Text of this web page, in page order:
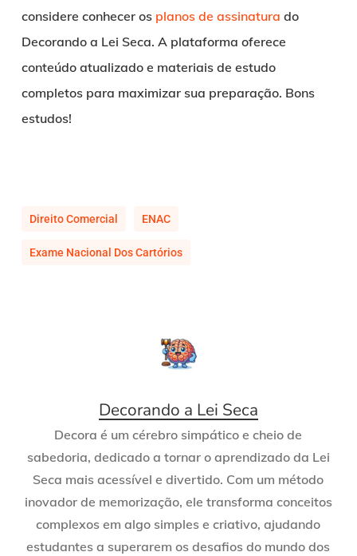
considere conhecer os planos de assinatura do
Decorando a Lei Seca. A plataforma oferece
conteúdo atualizado e materiais de estudo
completos para maximizar sua preparação. Bons
estudos!
Direito Comercial ENAC
Exame Nacional Dos Cartórios
Decorando a Lei Seca
Decora é um cérebro simpático e cheio de
sabedoria, dedicado a tornar o aprendizado da Lei
Seca mais acessível e divertido. Com um método
inovador de memorização, ele transforma conceitos
complexos em algo simples e criativo, ajudando
estudantes a superarem os desafios do mundo dos